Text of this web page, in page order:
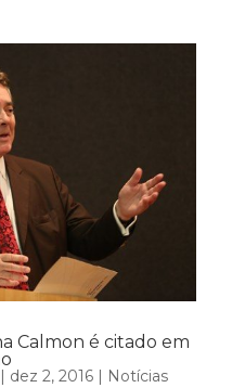
Calmon é citado em
dez 2, 2016| Notícias